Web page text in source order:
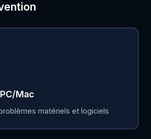
Mac
matériels et logiciels